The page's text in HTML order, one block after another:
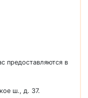
предоставляются в
ш., д. 37.